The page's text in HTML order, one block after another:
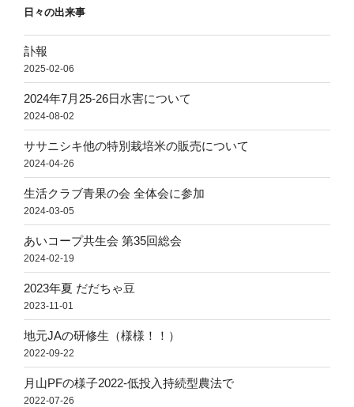
日々の出来事
訃報
2025-02-06
2024年7月25-26日水害について
2024-08-02
ササニシキ他の特別栽培米の販売について
2024-04-26
生活クラブ青果の会 全体会に参加
2024-03-05
あいコープ共生会 第35回総会
2024-02-19
2023年夏 だだちゃ豆
2023-11-01
地元JAの研修生（様様！！）
2022-09-22
月山PFの様子2022-低投入持続型農法で
2022-07-26